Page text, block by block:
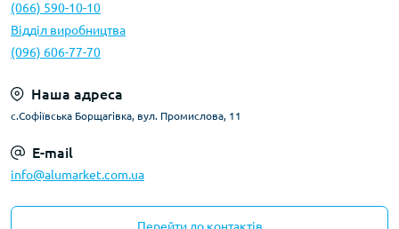
(066) 590-10-10
Відділ виробництва
(096) 606-77-70
Наша адреса
с.Софіївська Борщагівка, вул. Промислова, 11
E-mail
info@alumarket.com.ua